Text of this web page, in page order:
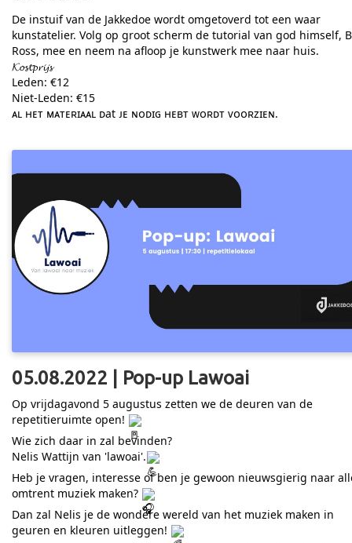
De instuif van de Jakkedoe wordt omgetoverd tot een waar
kunstatelier. Volg op groot scherm de tutorial van god himself,
Ross, mee en neem na afloop je kunstwerk mee naar huis.
𝓚𝓸𝓼𝓽𝓹𝓻𝓲𝓳𝓼
Leden: €12
Niet-Leden: €15
ᴀʟ ʜᴇᴛ ᴍᴀᴛᴇʀɪᴀᴀʟ ᴅat ᴊᴇ ɴᴏᴅɪɢ ʜᴇʙᴛ ᴡᴏʀᴅᴛ ᴠᴏᴏʀᴢɪᴇɴ.
05.08.2022 | Pop-up Lawoai
Op vrijdagavond 5 augustus zetten we de deuren van de
repetitieruimte open!
Wie zich daar in zal bevinden?
Nelis Wattijn van 'lawoai'.
Heb je vragen, interesse of ben je gewoon nieuwsgierig naar
omtrent muziek maken?
Dan zal Nelis je de wondere wereld van het muziek maken in
geuren en kleuren uitleggen!